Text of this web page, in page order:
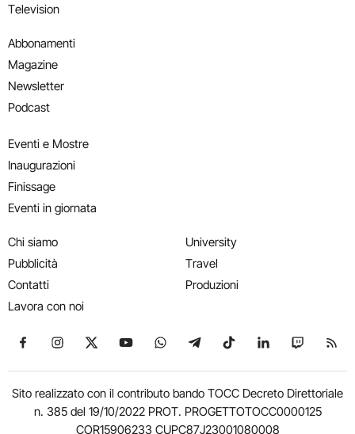
Television
Abbonamenti
Magazine
Newsletter
Podcast
Eventi e Mostre
Inaugurazioni
Finissage
Eventi in giornata
Chi siamo
Pubblicità
Contatti
Lavora con noi
University
Travel
Produzioni
Seguici su Facebook
Seguici su Instagram
Seguici su X
Seguici su YouTube
Seguici su WhatsApp
Seguici su Telegram
Seguici su TikTok
Seguici su
Seguici
Sito realizzato con il contributo bando TOCC Decreto Direttoriale
n. 385 del 19/10/2022 PROT. PROGETTOTOCC0000125
COR15906233 CUPC87J23001080008